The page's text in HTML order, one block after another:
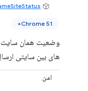
Chrome 51+
وضعیت همان سایت
های بین سایتی
امن